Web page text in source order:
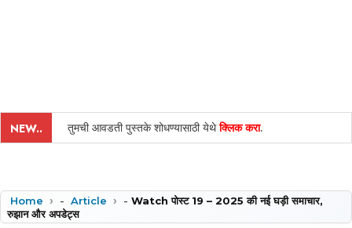
NEW.. तुमची आवडती पुस्तके शोधण्यासाठी येथेक्लिक करा.
Home - Article - Watch पोस्ट 19 – 2025 की नई घड़ी समाचार,
रुझान और अपडेट्स